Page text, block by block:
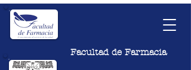
Facultad de Farmacia